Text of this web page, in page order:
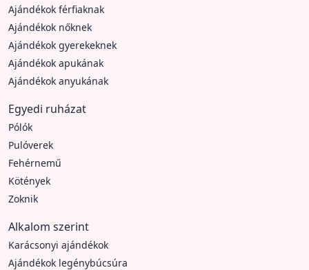
Ajándékok férfiaknak
Ajándékok nőknek
Ajándékok gyerekeknek
Ajándékok apukának
Ajándékok anyukának
Egyedi ruházat
Pólók
Pulóverek
Fehérnemű
Kötények
Zoknik
Alkalom szerint
Karácsonyi ajándékok
Ajándékok legénybúcsúra